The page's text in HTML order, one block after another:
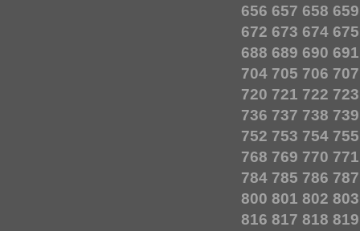
656 657 658 659
672 673 674 675
688 689 690 691
704 705 706 707
720 721 722 723
736 737 738 739
752 753 754 755
768 769 770 771
784 785 786 787
800 801 802 803
816 817 818 819